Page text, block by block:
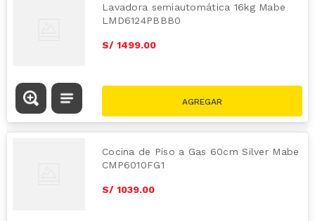
Lavadora semiautomática 16kg Mabe
LMD6124PBBB0
S/ 1499.00
Cocina de Piso a Gas 60cm Silver Mabe
CMP6010FG1
S/ 1039.00